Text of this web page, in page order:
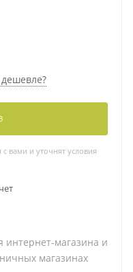
вами и уточнят условия
интернет-магазина и
магазинах